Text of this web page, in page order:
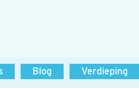
Blog Verdieping